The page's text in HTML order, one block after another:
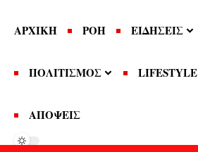
ΑΡΧΙΚΗ ΡΟΗ ΕΙΔΗΣΕΙΣ
ΠΟΛΙΤΙΣΜΟΣ LIFESTYLE
ΑΠΟΨΕΙΣ